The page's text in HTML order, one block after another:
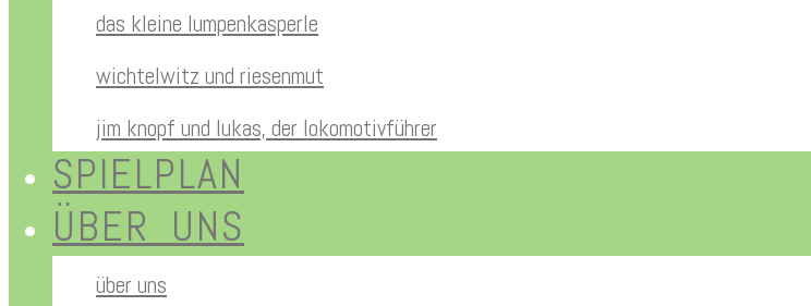
das kleine lumpenkasperle
wichtelwitz und riesenmut
jim knopf und lukas, der lokomotivführer
SPIELPLAN
ÜBER UNS
über uns